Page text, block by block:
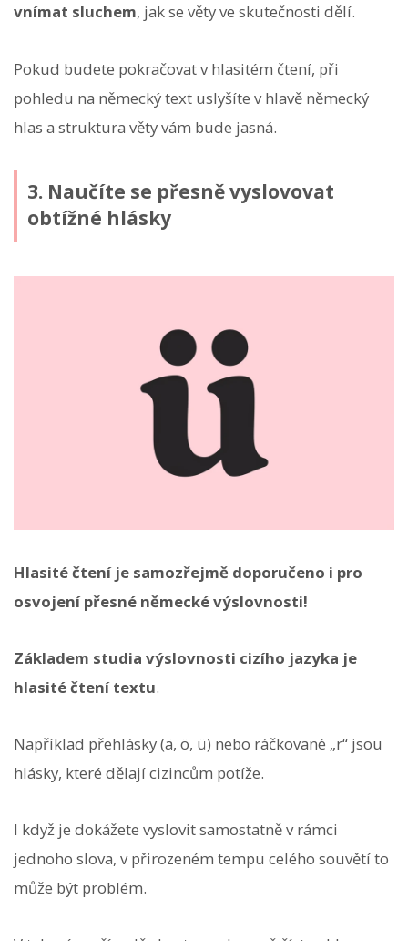
vnímat sluchem, jak se věty ve skutečnosti dělí.
Pokud budete pokračovat v hlasitém čtení, při
pohledu na německý text uslyšíte v hlavě německý
hlas a struktura věty vám bude jasná.
3. Naučíte se přesně vyslovovat
obtížné hlásky
Hlasité čtení je samozřejmě doporučeno i pro
osvojení přesné německé výslovnosti!
Základem studia výslovnosti cizího jazyka je
hlasité čtení textu.
Například přehlásky (ä, ö, ü) nebo ráčkované „r“ jsou
hlásky, které dělají cizincům potíže.
I když je dokážete vyslovit samostatně v rámci
jednoho slova, v přirozeném tempu celého souvětí to
může být problém.